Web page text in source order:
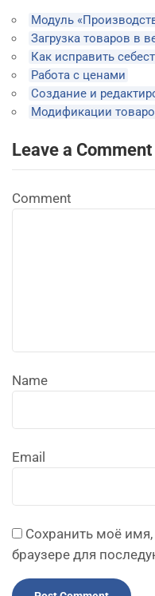
Модуль
Загрузка товаров в
Как исправить
Работа с ценами
Создание и
Модификации
Leave a Comment
Comment
Name
Email
Сохранить моё имя,
браузере для